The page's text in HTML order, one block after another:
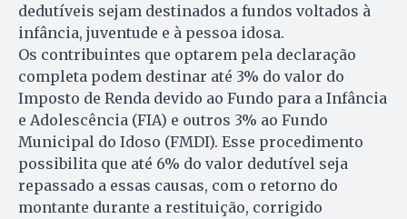
dedutíveis sejam destinados a fundos voltados à
infância, juventude e à pessoa idosa.
Os contribuintes que optarem pela declaração
completa podem destinar até 3% do valor do
Imposto de Renda devido ao Fundo para a Infância
e Adolescência (FIA) e outros 3% ao Fundo
Municipal do Idoso (FMDI). Esse procedimento
possibilita que até 6% do valor dedutível seja
repassado a essas causas, com o retorno do
montante durante a restituição, corrigido